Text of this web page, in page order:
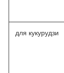
для кукурудзи